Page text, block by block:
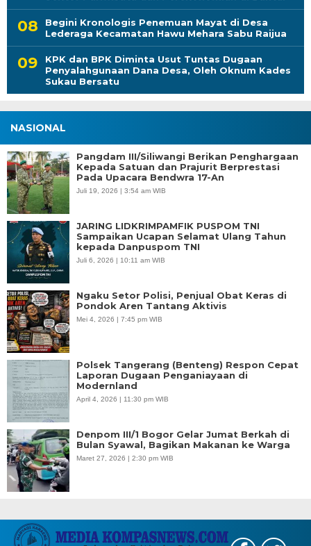
Begini Kronologis Penemuan Mayat di Desa
Lederaga Kecamatan Hawu Mehara Sabu Raijua
KPK dan BPK Diminta Usut Tuntas Dugaan
Penyalahgunaan Dana Desa, Oleh Oknum Kades
Sukau Bersatu
NASIONAL
Pangdam III/Siliwangi Berikan Penghargaan
Kepada Satuan dan Prajurit Berprestasi
Pada Upacara Bendwra 17-An
Juli 19, 2026 | 3:54 am WIB
JARING LIDKRIMPAMFIK PUSPOM TNI
Sampaikan Ucapan Selamat Ulang Tahun
kepada Danpuspom TNI
Juli 6, 2026 | 10:11 am WIB
Ngaku Setor Polisi, Penjual Obat Keras di
Pondok Aren Tantang Aktivis
Mei 4, 2026 | 7:45 pm WIB
Polsek Tangerang (Benteng) Respon Cepat
Laporan Dugaan Penganiayaan di
Modernland
April 4, 2026 | 11:30 pm WIB
Denpom III/1 Bogor Gelar Jumat Berkah di
Bulan Syawal, Bagikan Makanan ke Warga
Maret 27, 2026 | 2:30 pm WIB